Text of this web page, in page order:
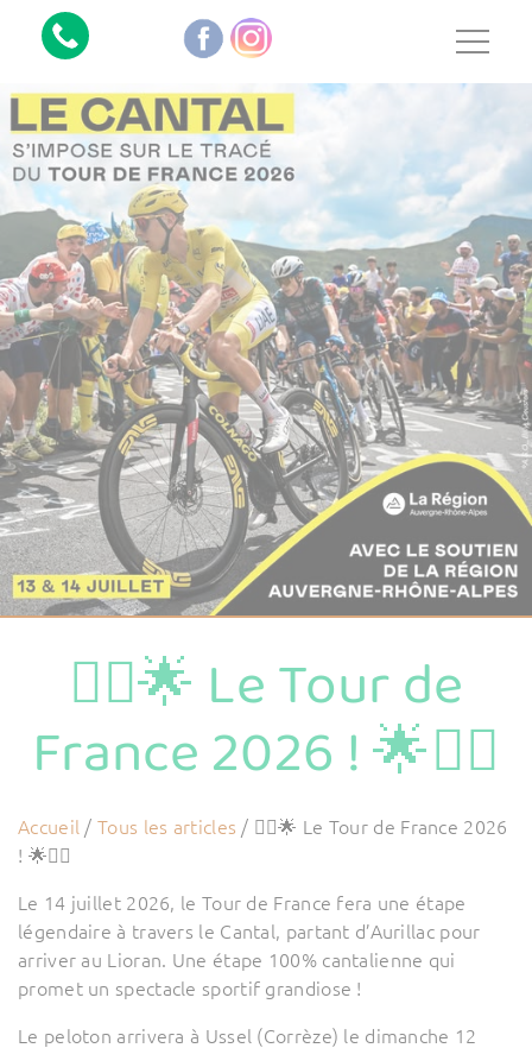
🚴‍♂️🌟 Le Tour de
France 2026 ! 🌟🚴‍♂️
Accueil /Tous les articles / 🚴‍♂️🌟 Le Tour de France 2026
! 🌟🚴‍♂️
Le 14 juillet 2026, le Tour de France fera une étape
légendaire à travers le Cantal, partant d’Aurillac pour
arriver au Lioran. Une étape 100% cantalienne qui
promet un spectacle sportif grandiose !
Le peloton arrivera à Ussel (Corrèze) le dimanche 12